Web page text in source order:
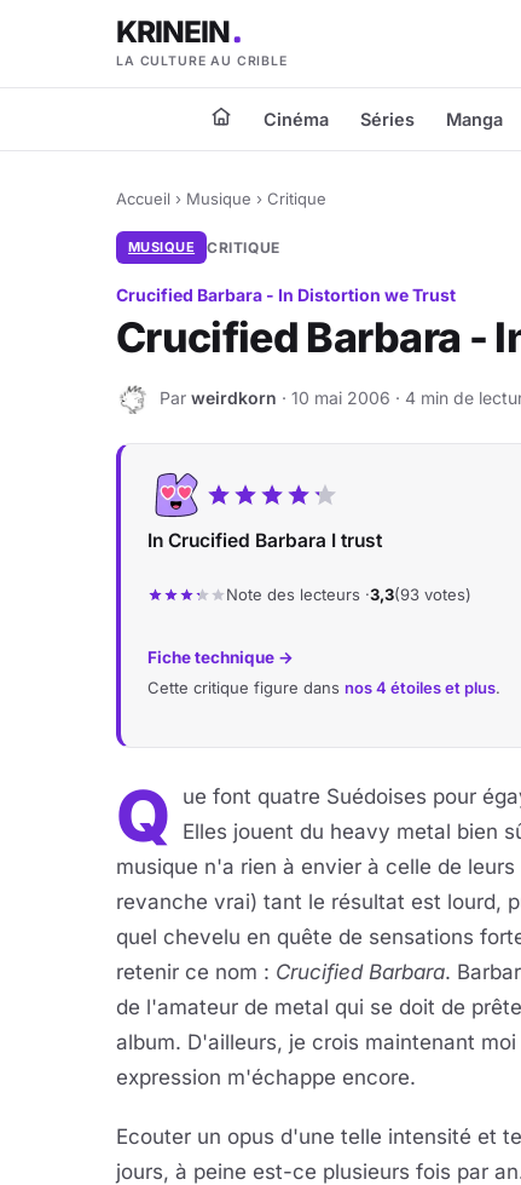
KRINEIN
LA CULTURE AU CRIBLE
Cinéma Séries Manga
Accueil › Musique › Critique
MUSIQUE CRITIQUE
Crucified Barbara - In Distortion we Trust
Crucified Barbara -
W Par weirdkorn · 10 mai 2006 · 4 min de
In Crucified Barbara I trust
Note des lecteurs ·3,3(93 votes)
Fiche technique →
Cette critique figure dans nos 4 étoiles et plus.
Q
ue font quatre Suédoises pour
Elles jouent du heavy metal bien
musique n'a rien à envier à celle de
revanche vrai) tant le résultat est lourd,
quel chevelu en quête de sensations
retenir ce nom : Crucified Barbara.
de l'amateur de metal qui se doit de
album. D'ailleurs, je crois maintenant
expression m'échappe encore.
Ecouter un opus d'une telle intensité et
jours, à peine est-ce plusieurs fois par